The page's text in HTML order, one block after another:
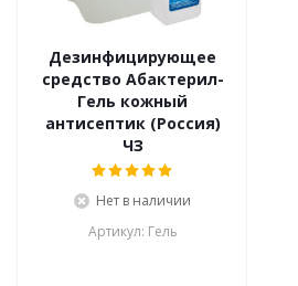
Дезинфицирующее
средство Абактерил-
Гель кожный
антисептик (Россия)
ЧЗ
Нет в наличии
Артикул: Гель